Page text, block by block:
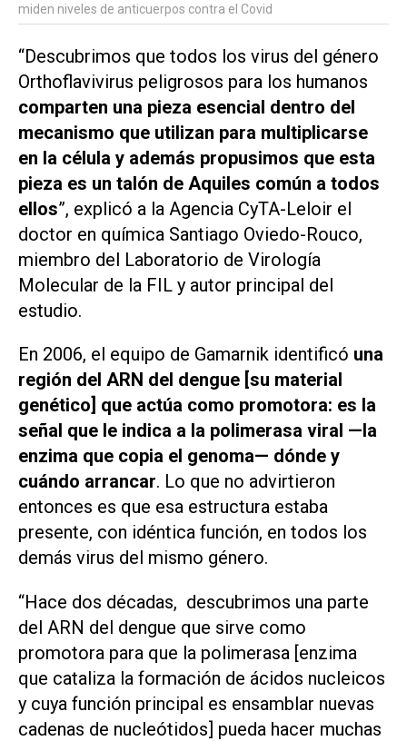
miden niveles de anticuerpos contra el Covid
“Descubrimos que todos los virus del género
Orthoflavivirus peligrosos para los humanos
comparten una pieza esencial dentro del
mecanismo que utilizan para multiplicarse
en la célula y además propusimos que esta
pieza es un talón de Aquiles común a todos
ellos”, explicó a la Agencia CyTA-Leloir el
doctor en química Santiago Oviedo-Rouco,
miembro del Laboratorio de Virología
Molecular de la FIL y autor principal del
estudio.
En 2006, el equipo de Gamarnik identificó una
región del ARN del dengue [su material
genético] que actúa como promotora: es la
señal que le indica a la polimerasa viral —la
enzima que copia el genoma— dónde y
cuándo arrancar. Lo que no advirtieron
entonces es que esa estructura estaba
presente, con idéntica función, en todos los
demás virus del mismo género.
“Hace dos décadas, descubrimos una parte
del ARN del dengue que sirve como
promotora para que la polimerasa [enzima
que cataliza la formación de ácidos nucleicos
y cuya función principal es ensamblar nuevas
cadenas de nucleótidos] pueda hacer muchas